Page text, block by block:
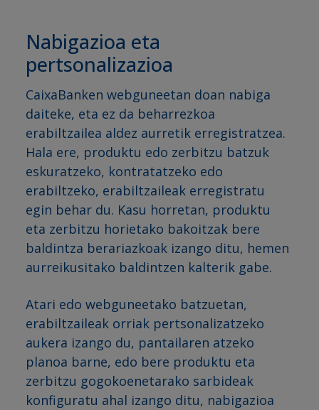
Nabigazioa eta
pertsonalizazioa
CaixaBanken webguneetan doan nabiga
daiteke, eta ez da beharrezkoa
erabiltzailea aldez aurretik erregistratzea.
Hala ere, produktu edo zerbitzu batzuk
eskuratzeko, kontratatzeko edo
erabiltzeko, erabiltzaileak erregistratu
egin behar du. Kasu horretan, produktu
eta zerbitzu horietako bakoitzak bere
baldintza berariazkoak izango ditu, hemen
aurreikusitako baldintzen kalterik gabe.
Atari edo webguneetako batzuetan,
erabiltzaileak orriak pertsonalizatzeko
aukera izango du, pantailaren atzeko
planoa barne, edo bere produktu eta
zerbitzu gogokoenetarako sarbideak
konfiguratu ahal izango ditu, nabigazioa